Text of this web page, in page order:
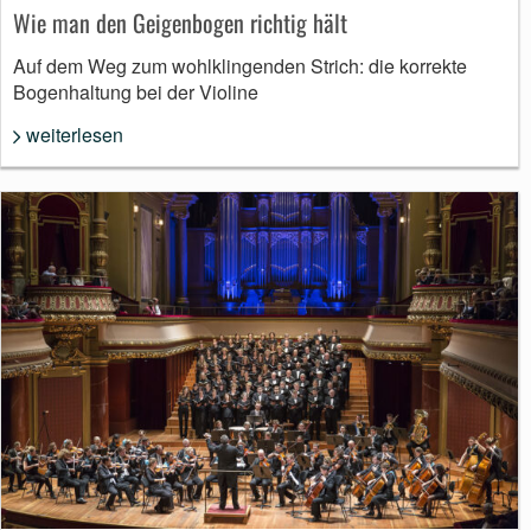
Wie man den Geigenbogen richtig hält
Auf dem Weg zum wohlklingenden Strich: die korrekte
Bogenhaltung bei der Violine
weiterlesen